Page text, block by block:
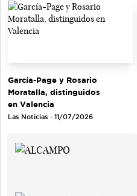
García-Page y Rosario
Moratalla, distinguidos
en Valencia
Las Noticias - 11/07/2026